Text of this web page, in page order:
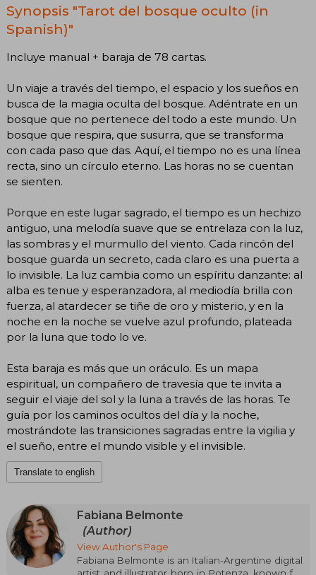
Synopsis "Tarot del bosque oculto (in
Spanish)"
Incluye manual + baraja de 78 cartas.
Un viaje a través del tiempo, el espacio y los sueños en
busca de la magia oculta del bosque. Adéntrate en un
bosque que no pertenece del todo a este mundo. Un
bosque que respira, que susurra, que se transforma
con cada paso que das. Aquí, el tiempo no es una línea
recta, sino un círculo eterno. Las horas no se cuentan
se sienten.
Porque en este lugar sagrado, el tiempo es un hechizo
antiguo, una melodía suave que se entrelaza con la luz,
las sombras y el murmullo del viento. Cada rincón del
bosque guarda un secreto, cada claro es una puerta a
lo invisible. La luz cambia como un espíritu danzante: al
alba es tenue y esperanzadora, al mediodía brilla con
fuerza, al atardecer se tiñe de oro y misterio, y en la
noche en la noche se vuelve azul profundo, plateada
por la luna que todo lo ve.
Esta baraja es más que un oráculo. Es un mapa
espiritual, un compañero de travesía que te invita a
seguir el viaje del sol y la luna a través de las horas. Te
guía por los caminos ocultos del día y la noche,
mostrándote las transiciones sagradas entre la vigilia y
el sueño, entre el mundo visible y el invisible.
Translate to english
Fabiana Belmonte
(Author)
View Author's Page
Fabiana Belmonte is an Italian-Argentine digital